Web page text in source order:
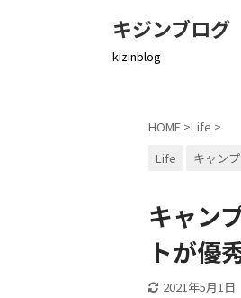
キジンブログ
kizinblog
HOME >Life >
Life
キャンプ
キャン
トが優
2021年5月1日